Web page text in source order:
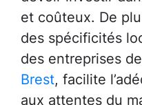
et coûteux. De
des spécificités
des entreprises
Brest, facilite
aux attentes du